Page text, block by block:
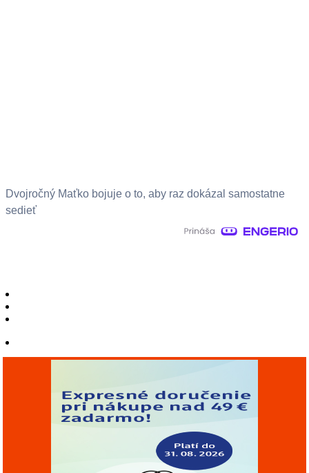
Dvojročný Maťko bojuje o to, aby raz dokázal samostatne
sedieť